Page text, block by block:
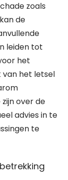
zoals
de
leiden tot
het
het letsel
over de
advies in te
te